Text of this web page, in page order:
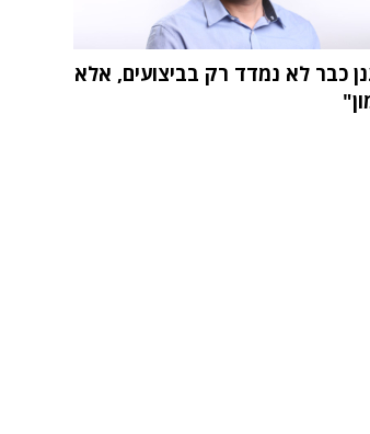
כבר לא נמדד רק בביצועים, אלא